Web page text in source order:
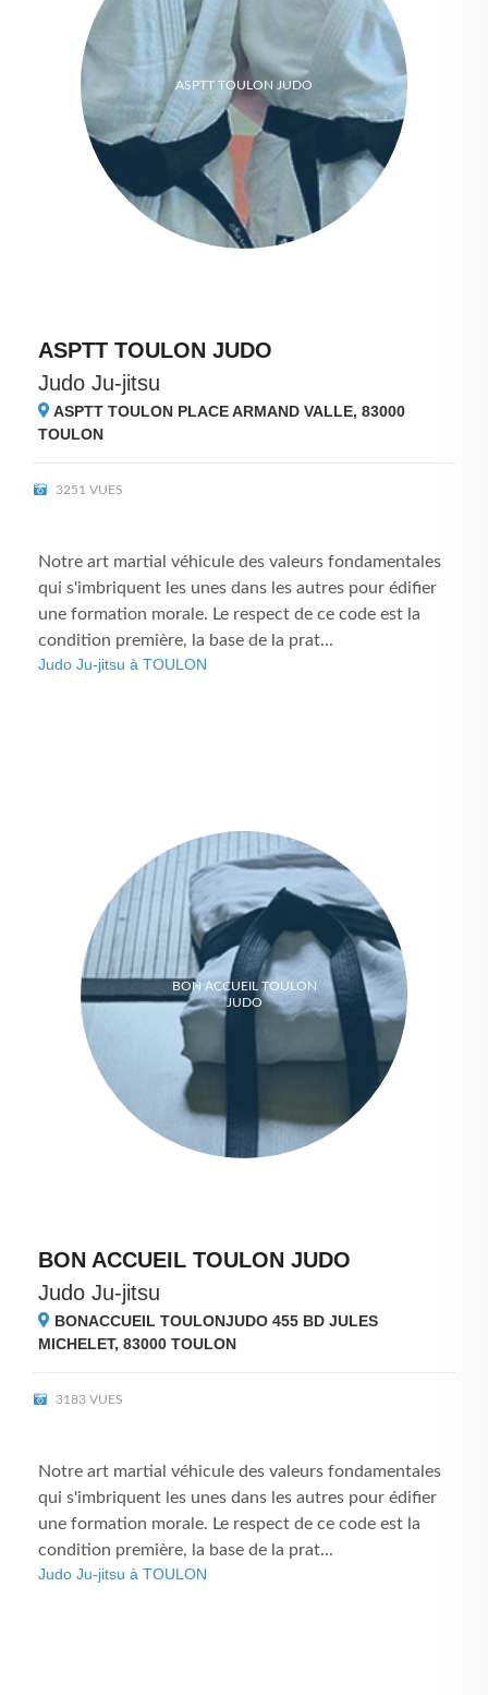
ASPTT TOULON JUDO
ASPTT TOULON JUDO
Judo Ju-jitsu
ASPTT TOULON PLACE ARMAND VALLE, 83000
TOULON
3251 VUES
Notre art martial véhicule des valeurs fondamentales
qui s'imbriquent les unes dans les autres pour édifier
une formation morale. Le respect de ce code est la
condition première, la base de la prat...
Judo Ju-jitsu à TOULON
BON ACCUEIL TOULON
JUDO
BON ACCUEIL TOULON JUDO
Judo Ju-jitsu
BONACCUEIL TOULONJUDO 455 BD JULES
MICHELET, 83000 TOULON
3183 VUES
Notre art martial véhicule des valeurs fondamentales
qui s'imbriquent les unes dans les autres pour édifier
une formation morale. Le respect de ce code est la
condition première, la base de la prat...
Judo Ju-jitsu à TOULON